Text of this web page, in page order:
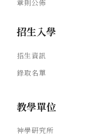
章則公佈
招生入學
招生資訊
錄取名單
教學單位
神學研究所